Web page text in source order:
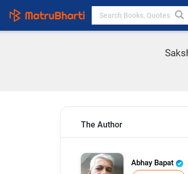
The Author
Abhay Bapat